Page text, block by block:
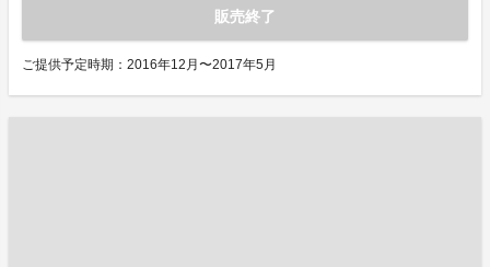
販売終了
ご提供予定時期：2016年12月〜2017年5月